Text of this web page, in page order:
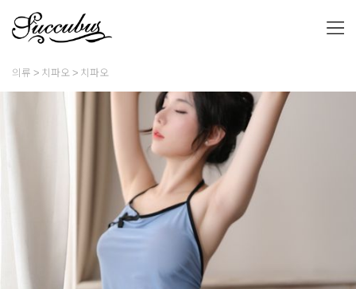
의류 치파오 치파오